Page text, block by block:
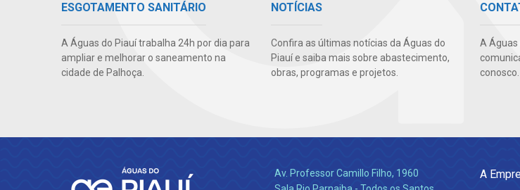
ESGOTAMENTO SANITÁRIO
A Águas do Piauí trabalha 24h por dia para
ampliar e melhorar o saneamento na
cidade de Palhoça.
NOTÍCIAS
Confira as últimas notícias da Águas do
Piauí e saiba mais sobre abastecimento,
obras, programas e projetos.
A Águas
conosco.
Av. Professor Camillo Filho, 1960
A